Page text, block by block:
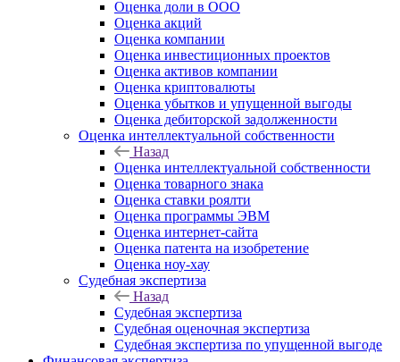
Оценка доли в ООО
Оценка акций
Оценка компании
Оценка инвестиционных проектов
Оценка активов компании
Оценка криптовалюты
Оценка убытков и упущенной выгоды
Оценка дебиторской задолженности
Оценка интеллектуальной собственности
Назад
Оценка интеллектуальной собственности
Оценка товарного знака
Оценка ставки роялти
Оценка программы ЭВМ
Оценка интернет-сайта
Оценка патента на изобретение
Оценка ноу-хау
Судебная экспертиза
Назад
Судебная экспертиза
Судебная оценочная экспертиза
Судебная экспертиза по упущенной выгоде